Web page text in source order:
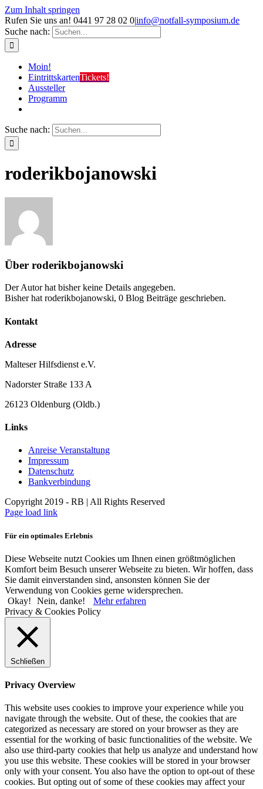
Zum Inhalt springen
Rufen Sie uns an! 0441 97 28 02 0|info@notfall-symposium.de
Suche nach:
Moin!
EintrittskartenTickets!
Aussteller
Programm
Suche nach:
roderikbojanowski
Über roderikbojanowski
Der Autor hat bisher keine Details angegeben.
Bisher hat roderikbojanowski, 0 Blog Beiträge geschrieben.
Kontakt
Adresse
Malteser Hilfsdienst e.V.
Nadorster Straße 133 A
26123 Oldenburg (Oldb.)
Links
Anreise Veranstaltung
Impressum
Datenschutz
Bankverbindung
Copyright 2019 - RB | All Rights Reserved
Page load link
Für ein optimales Erlebnis
Diese Webseite nutzt Cookies um Ihnen einen größtmöglichen
Komfort beim Besuch unserer Webseite zu bieten. Wir hoffen, dass
Sie damit einverstanden sind, ansonsten können Sie der
Verwendung von Cookies gerne widersprechen.
Okay!
Nein, danke!
Mehr erfahren
Privacy & Cookies Policy
Schließen
Privacy Overview
This website uses cookies to improve your experience while you
navigate through the website. Out of these, the cookies that are
categorized as necessary are stored on your browser as they are
essential for the working of basic functionalities of the website. We
also use third-party cookies that help us analyze and understand how
you use this website. These cookies will be stored in your browser
only with your consent. You also have the option to opt-out of these
cookies. But opting out of some of these cookies may affect your